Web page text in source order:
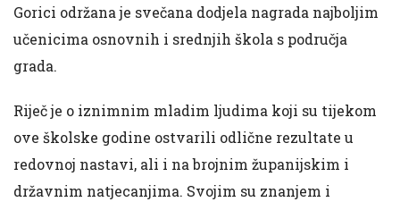
Gorici održana je svečana dodjela nagrada najboljim
učenicima osnovnih i srednjih škola s područja
grada.
Riječ je o iznimnim mladim ljudima koji su tijekom
ove školske godine ostvarili odlične rezultate u
redovnoj nastavi, ali i na brojnim županijskim i
državnim natjecanjima. Svojim su znanjem i